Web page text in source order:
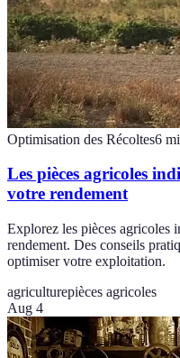
Optimisation des Récoltes6
Les pièces agricoles
votre rendement
Explorez les pièces agricoles
rendement. Des conseils
optimiser votre exploitation.
agriculturepièces agricoles
Aug 4